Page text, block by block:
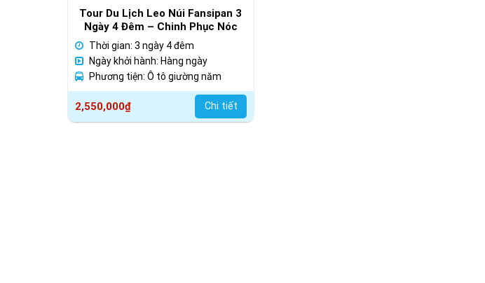
Tour Du Lịch Leo Núi Fansipan 3
Ngày 4 Đêm – Chinh Phục Nóc
Nhà Đông Dương
Thời gian: 3 ngày 4 đêm
Ngày khởi hành: Hàng ngày
Phương tiện: Ô tô giường năm
2,550,000₫ Chi tiết